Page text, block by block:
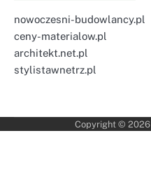
nowoczesni-budowlancy.pl
ceny-materialow.pl
architekt.net.pl
stylistawnetrz.pl
Copyright © 2026